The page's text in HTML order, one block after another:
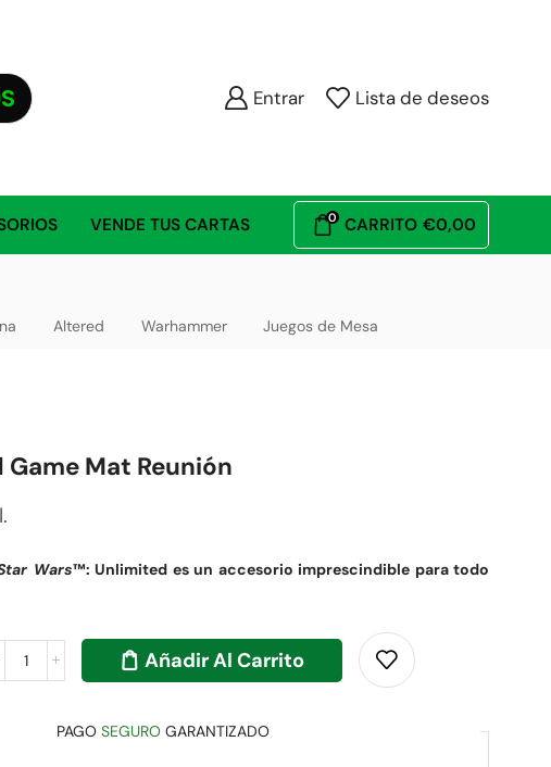
Entrar Lista de deseos
VENDE TUS CARTAS 0 CARRITO €0,00
Altered Warhammer Juegos de Mesa
Mat Reunión
Wars™: Unlimited es un accesorio imprescindible para todo
Añadir Al Carrito
PAGO SEGURO GARANTIZADO